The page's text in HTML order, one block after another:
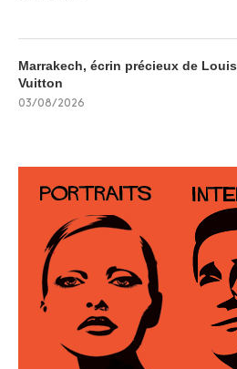
Marrakech, écrin précieux de Louis
Vuitton
03/08/2026